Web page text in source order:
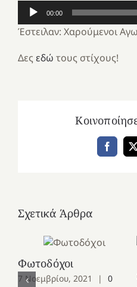
Πρόγραμμα
Αναπαραγωγής
Ήχου
00:00
Έστειλαν: Χαρούμενοι
Δες εδώ τους στίχους!
Σχετικά Άρθρα
Φωτοδόχοι
7 Νοεμβρίου, 2021 |
0